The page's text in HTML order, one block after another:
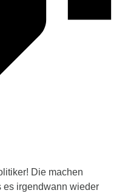
Die machen
es irgendwann wieder